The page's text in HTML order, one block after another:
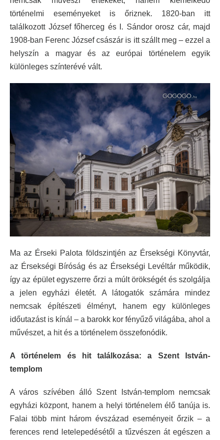
történelmi eseményeket is őriznek. 1820-ban itt
találkozott József főherceg és I. Sándor orosz cár, majd
1908-ban Ferenc József császár is itt szállt meg – ezzel a
helyszín a magyar és az európai történelem egyik
különleges színterévé vált.
Ma az Érseki Palota földszintjén az Érsekségi Könyvtár,
az Érsekségi Bíróság és az Érsekségi Levéltár működik,
így az épület egyszerre őrzi a múlt örökségét és szolgálja
a jelen egyházi életét. A látogatók számára mindez
nemcsak építészeti élményt, hanem egy különleges
időutazást is kínál – a barokk kor fényűző világába, ahol a
művészet, a hit és a történelem összefonódik.
A történelem és hit találkozása: a Szent István-
templom
A város szívében álló Szent István-templom nemcsak
egyházi központ, hanem a helyi történelem élő tanúja is.
Falai több mint három évszázad eseményeit őrzik – a
ferences rend letelepedésétől a tűzvészen át egészen a